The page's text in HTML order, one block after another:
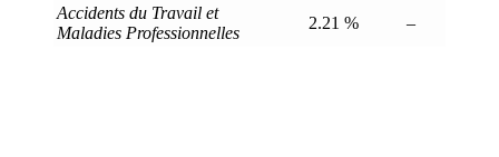
Accidents du Travail et
Maladies Professionnelles
2.21 % –